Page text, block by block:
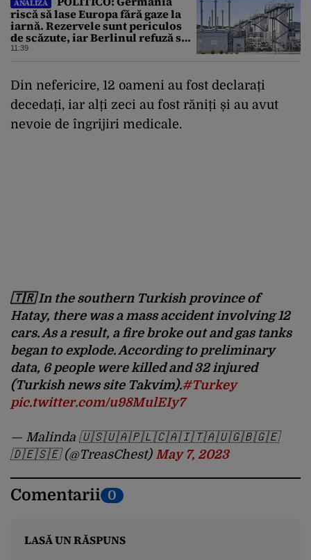
ANALIZĂ
riscă să lase Europa fără gaze la
iarnă. Rezervele sunt periculos
de scăzute, iar Berlinul refuză să
intervină
11:39
Din nefericire, 12 oameni au fost declarați
decedați, iar alți zeci au fost răniți și au avut
nevoie de îngrijiri medicale.
🇹🇷 In the southern Turkish province of
Hatay, there was a mass accident involving 12
cars. As a result, a fire broke out and gas tanks
began to explode. According to preliminary
data, 6 people were killed and 32 injured
(Turkish news site Takvim).#Turkey
pic.twitter.com/u98MulEIy7
— Malinda 🇺🇸🇺🇦🇵🇱🇨🇦🇮🇹🇦🇺🇬🇧🇬🇪
🇩🇪🇸🇪 (@TreasChest) May 7, 2023
Comentarii 0
LASĂ UN RĂSPUNS